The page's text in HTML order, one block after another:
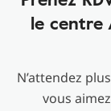
le centre
N’attendez
vous